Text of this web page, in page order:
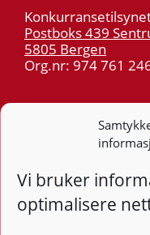
Vi bruker
optimalisere
Postboks 439
5805 Bergen
Org.nr: 974 761
post@kt.no